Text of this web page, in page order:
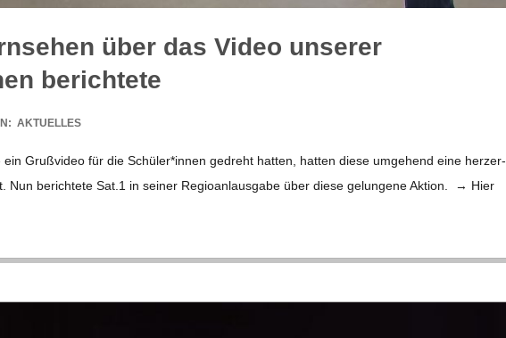
über das Video unse­rer
berichtete
AKTUELLES
ein Gruß­vi­deo für die Schüler*innen gedreht hat­ten, hat­ten diese umge­hend eine herz­er­
Nun berich­tete Sat.1 in sei­ner Regio­anlaus­gabe über diese gelun­gene Aktion. → Hier